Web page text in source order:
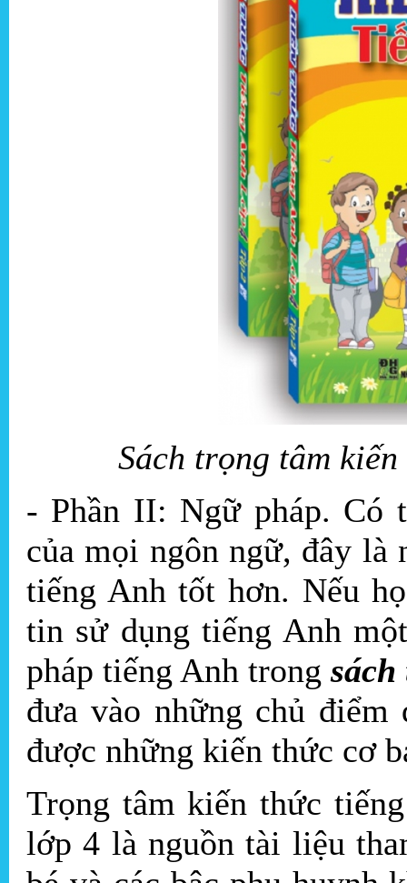
Sách trọng tâm
- Phần II: Ngữ pháp. Có
của mọi ngôn ngữ, đây là
tiếng Anh tốt hơn. Nếu
tin sử dụng tiếng Anh
pháp tiếng Anh trong
đưa vào những chủ điểm
được những kiến thức cơ
Trọng tâm kiến thức
lớp 4 là nguồn tài liệu